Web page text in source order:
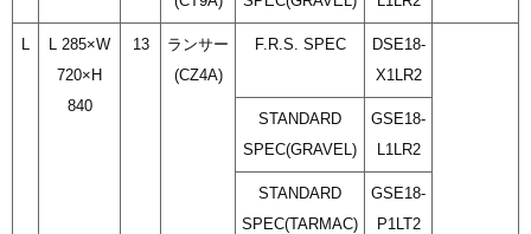
L
L 285×W
720×H
840
13
ランサー
(CZ4A)
F.R.S. SPEC
DSE18-
X1LR2
STANDARD
SPEC(GRAVEL)
GSE18-
L1LR2
STANDARD
SPEC(TARMAC)
GSE18-
P1LT2